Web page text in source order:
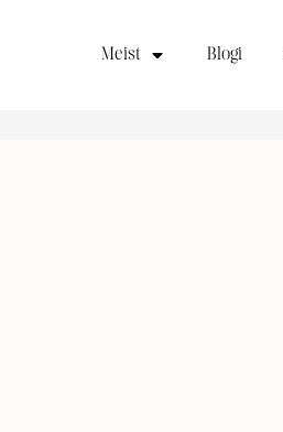
Meist Blogi